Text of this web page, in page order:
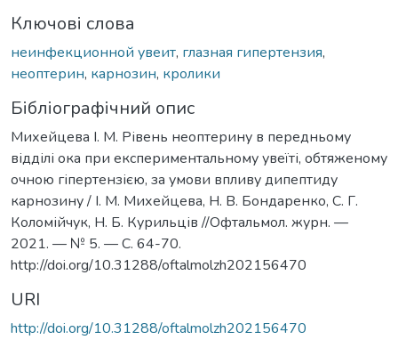
Ключові слова
неинфекционной увеит, глазная гипертензия,
неоптерин, карнозин, кролики
Бібліографічний опис
Михейцева І. М. Рівень неоптерину в передньому
відділі ока при експериментальному увеїті, обтяженому
очною гіпертензією, за умови впливу дипептиду
карнозину / І. М. Михейцева, Н. В. Бондаренко, C. Г.
Коломійчук, Н. Б. Курильців //Офтальмол. журн. —
2021. — № 5. — С. 64-70.
http://doi.org/10.31288/oftalmolzh202156470
URI
http://doi.org/10.31288/oftalmolzh202156470